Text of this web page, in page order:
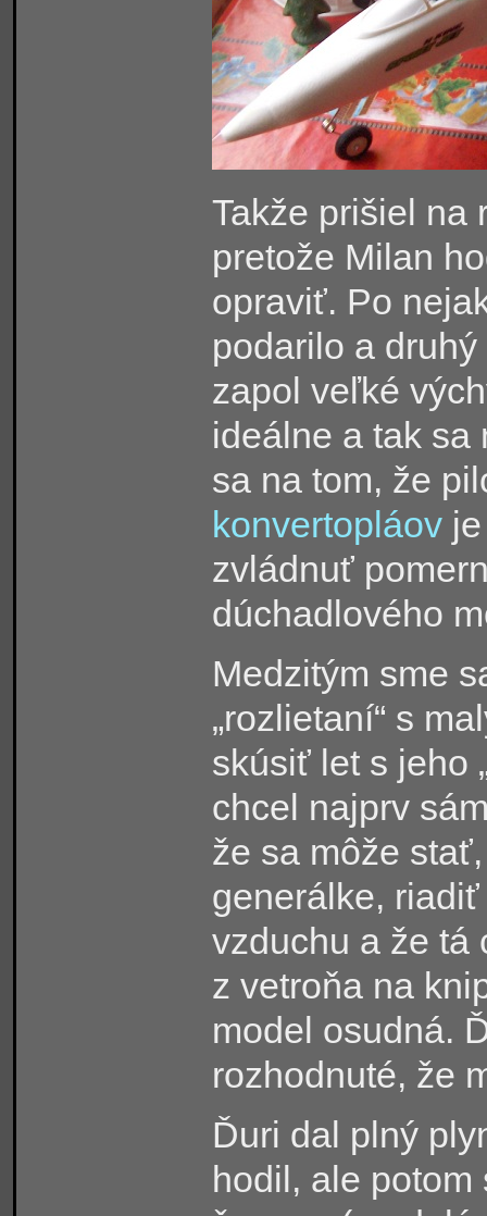
Takže prišiel na
pretože Milan
opraviť. Po
podarilo a
zapol veľké
ideálne a tak
sa na tom, že
konvertopláov
zvládnuť
dúchadlového
Medzitým sme
„rozlietaní“ s
skúsiť let s jeho
chcel najprv
že sa môže
generálke,
vzduchu a že tá
z vetroňa na
model osudná.
rozhodnuté, že
Ďuri dal plný
hodil, ale potom